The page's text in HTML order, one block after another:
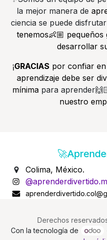
la mejor manera de
ciencia se puede
tenemos👶🏼
desarrollar
¡GRACIAS por confiar
aprendizaje debe ser
mínima para
nuestro
Colima, México.
Derechos
Con la tecnología de